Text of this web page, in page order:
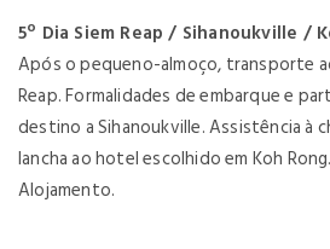
5º Dia Siem Reap / Sihanoukville /
Após o pequeno-almoço, transporte
Reap. Formalidades de embarque e
destino a Sihanoukville. Assistência à
lancha ao hotel escolhido em Koh
Alojamento.